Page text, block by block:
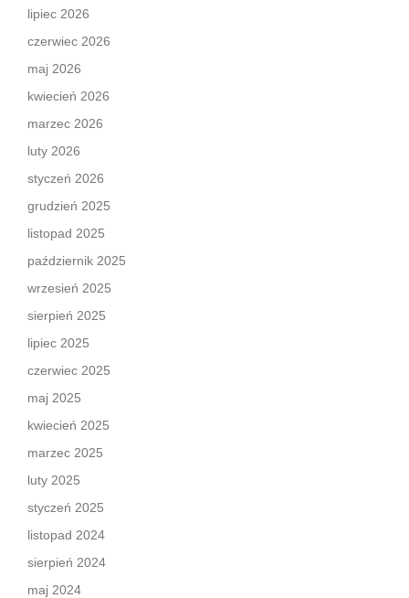
lipiec 2026
czerwiec 2026
maj 2026
kwiecień 2026
marzec 2026
luty 2026
styczeń 2026
grudzień 2025
listopad 2025
październik 2025
wrzesień 2025
sierpień 2025
lipiec 2025
czerwiec 2025
maj 2025
kwiecień 2025
marzec 2025
luty 2025
styczeń 2025
listopad 2024
sierpień 2024
maj 2024